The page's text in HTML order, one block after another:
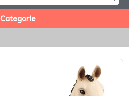
Categorie